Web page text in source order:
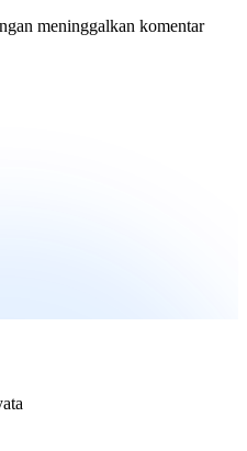
meninggalkan komentar